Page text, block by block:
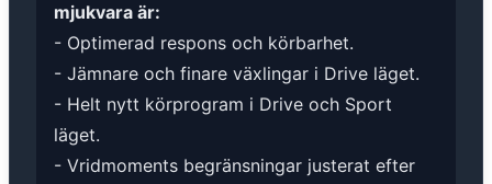
mjukvara är:
- Optimerad respons och körbarhet.
- Jämnare och finare växlingar i Drive läget.
- Helt nytt körprogram i Drive och Sport
läget.
- Vridmoments begränsningar justerat efter